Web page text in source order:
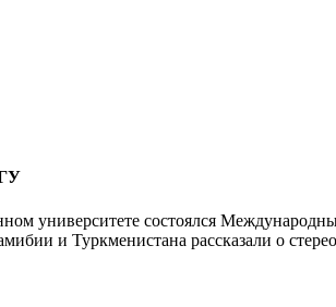
университете состоялся
и Туркменистана рассказали о